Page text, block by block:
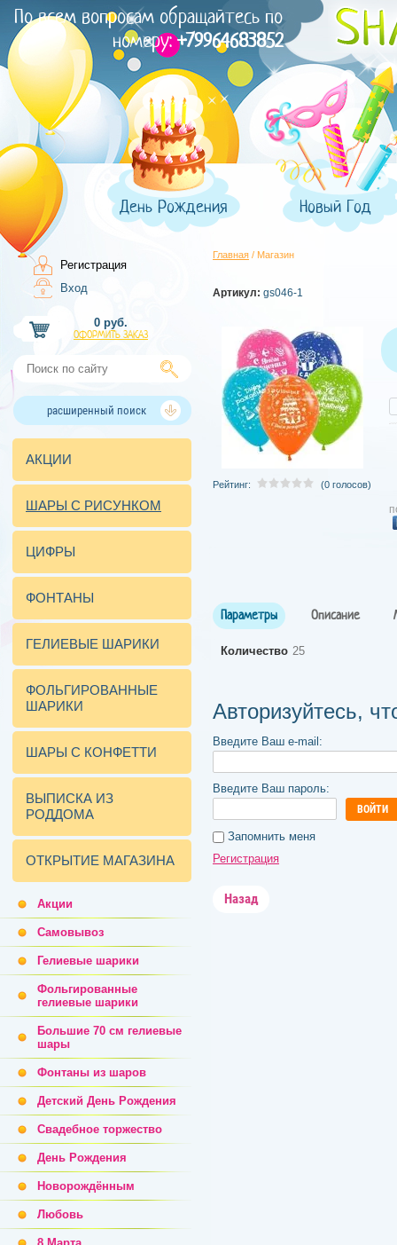
По всем вопросам обращайтесь по
номеру:+79964683852
День Рождения Новый Год
Регистрация
Вход
0 руб.
ОФОРМИТЬ ЗАКАЗ
расширенный поиск
АКЦИИ
ШАРЫ С РИСУНКОМ
ЦИФРЫ
ФОНТАНЫ
ГЕЛИЕВЫЕ ШАРИКИ
ФОЛЬГИРОВАННЫЕ
ШАРИКИ
ШАРЫ С КОНФЕТТИ
ВЫПИСКА ИЗ
РОДДОМА
ОТКРЫТИЕ МАГАЗИНА
Акции
Самовывоз
Гелиевые шарики
Фольгированные
гелиевые шарики
Большие 70 см гелиевые
шары
Фонтаны из шаров
Детский День Рождения
Свадебное торжество
День Рождения
Новорождённым
Любовь
Главная / Магазин
Артикул: gs046-1
Рейтинг: (0 голосов)
Параметры Описание
Количество 25
Авторизуйтесь,
Введите Ваш e-mail:
Введите Ваш пароль:
ВОЙТИ
Запомнить меня
Регистрация
Назад